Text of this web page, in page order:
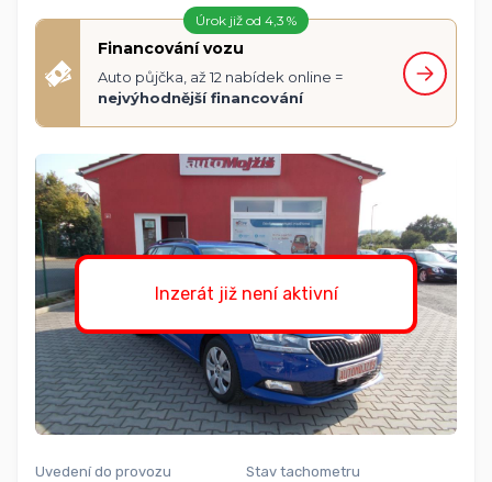
Úrok již od 4,3 %
Financování vozu
Auto půjčka, až 12 nabídek online =
nejvýhodnější financování
Inzerát již není aktivní
Uvedení do provozu
Stav tachometru